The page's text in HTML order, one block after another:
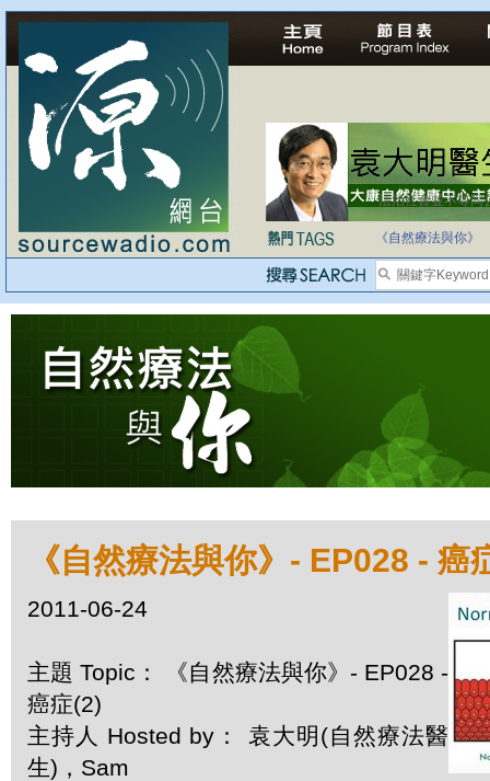
法治社會並不等同
自家教育合法化-
《自然療法與你》
《自然療法與你》- EP028 - 癌
2011-06-24
主題 Topic： 《自然療法與你》- EP028 -
癌症(2)
主持人 Hosted by： 袁大明(自然療法醫
生)，Sam